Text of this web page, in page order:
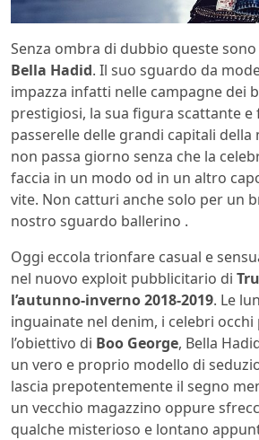
Senza ombra di dubbio queste
Bella Hadid. Il suo sguardo da
impazza infatti nelle campagne dei
prestigiosi, la sua figura scattante e
passerelle delle grandi capitali della
non passa giorno senza che la
faccia in un modo od in un altro
vite. Non catturi anche solo per un
nostro sguardo ballerino .
Oggi eccola trionfare casual e
nel nuovo exploit pubblicitario di
l’autunno-inverno 2018-2019. Le
inguainate nel denim, i celebri
l’obiettivo di Boo George, Bella
un vero e proprio modello di
lascia prepotentemente il segno
un vecchio magazzino oppure
qualche misterioso e lontano